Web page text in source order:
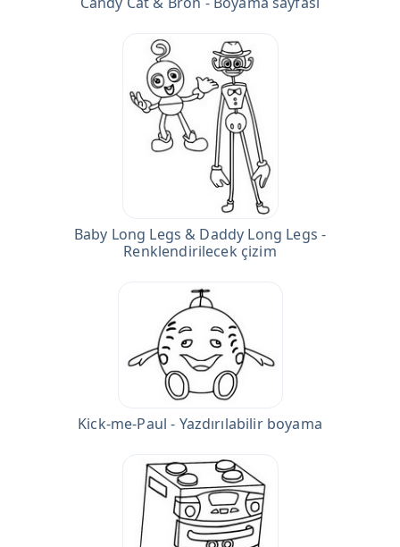
Baby Long Legs & Daddy Long Legs -
Renklendirilecek çizim
Kick-me-Paul - Yazdırılabilir boyama